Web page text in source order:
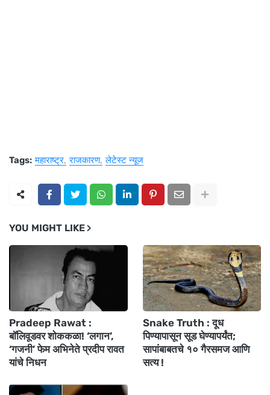
Tags: महाराष्ट्र राजकारण लेटेस्ट न्यूज
YOU MIGHT LIKE
Pradeep Rawat :
बॉलिवूडवर शोककळा! ‘लगान’,
‘गजनी’ फेम अभिनेते प्रदीप रावत
यांचे निधन
Snake Truth : दूध
पिण्यापासून सूड घेण्यापर्यंत;
सापांबाबतचे १० गैरसमज आणि
सत्य !